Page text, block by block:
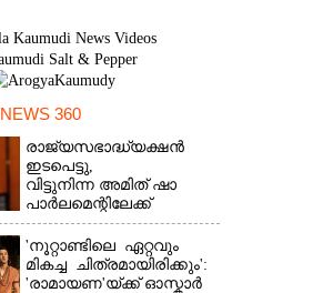
NEWS 360
രാജ്യസഭാദ്ധ്യക്ഷൻ
ഇടപെട്ടു,
വിട്ടുനിന്ന അമിത് ഷാ
പാർലമെന്റിലേക്ക്
'നൂറ്റാണ്ടിലെ ഏറ്റവും
മികച്ച ചിത്രമായിരിക്കും':
'രാമായണ'യ്ക്ക് ഓസ്കാ‌ർ